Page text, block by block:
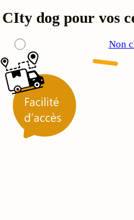
CIty dog pour vos
Non